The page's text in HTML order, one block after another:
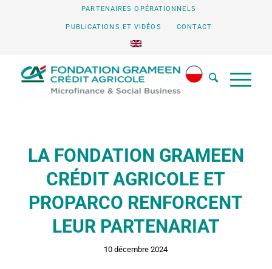
PARTENAIRES OPÉRATIONNELS
PUBLICATIONS ET VIDÉOS CONTACT
LA FONDATION GRAMEEN
CRÉDIT AGRICOLE ET
PROPARCO RENFORCENT
LEUR PARTENARIAT
10 décembre 2024